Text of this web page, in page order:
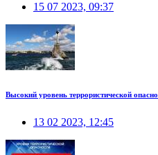
15 07 2023, 09:37
Высокий уровень террористической
13 02 2023, 12:45